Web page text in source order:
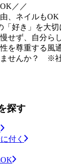
／／
、ネイルもOK
「好き」を大
せず、自分ら
を尊重する風
ませんか？ ※
探す
付く